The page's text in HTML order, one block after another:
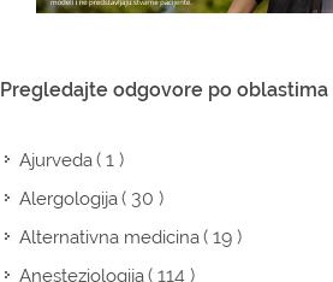
Pregledajte odgovore po oblastima
Ajurveda( 1 )
Alergologija( 30 )
Alternativna medicina( 19 )
Anesteziologija( 114 )